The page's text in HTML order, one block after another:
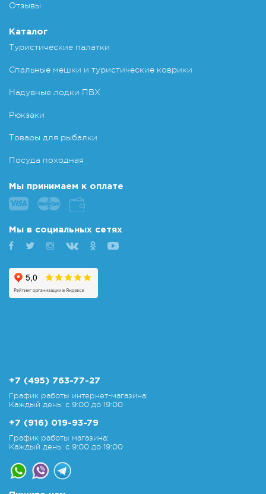
Отзывы
Каталог
Туристические палатки
Спальные мешки и туристические коврики
Надувные лодки ПВХ
Рюкзаки
Товары для рыбалки
Посуда походная
Мы принимаем к оплате
Мы в социальных сетях
+7 (495) 763-77-27
График работы интернет-магазина:
Каждый день: с 9:00 до 19:00
+7 (916) 019-93-79
График работы магазина:
Каждый день: с 9:00 до 19:00